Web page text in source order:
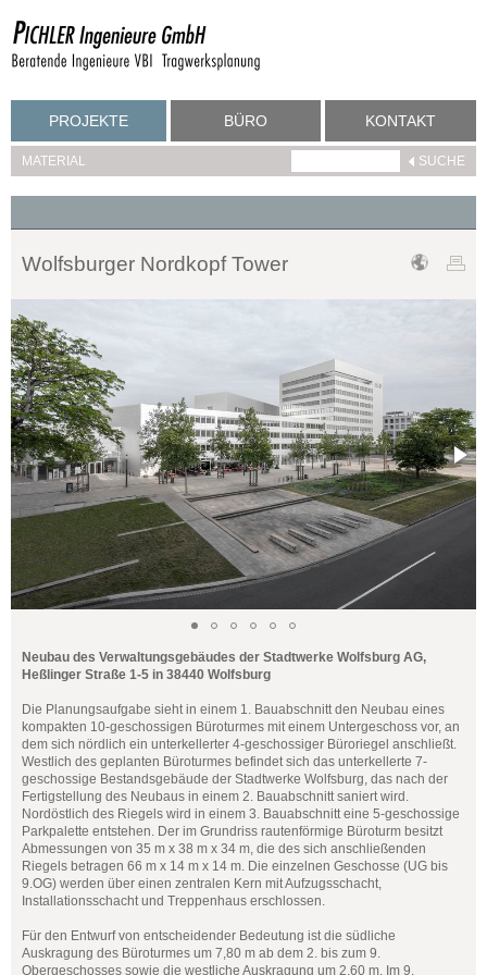
PROJEKTE BÜRO KONTAKT
MATERIAL
Wolfsburger Nordkopf Tower
Neubau des Verwaltungsgebäudes der Stadtwerke Wolfsburg AG,
Heßlinger Straße 1-5 in 38440 Wolfsburg
Die Planungsaufgabe sieht in einem 1. Bauabschnitt den Neubau eines
kompakten 10-geschossigen Büroturmes mit einem Untergeschoss vor, an
dem sich nördlich ein unterkellerter 4-geschossiger Büroriegel anschließt.
Westlich des geplanten Büroturmes befindet sich das unterkellerte 7-
geschossige Bestandsgebäude der Stadtwerke Wolfsburg, das nach der
Fertigstellung des Neubaus in einem 2. Bauabschnitt saniert wird.
Nordöstlich des Riegels wird in einem 3. Bauabschnitt eine 5-geschossige
Parkpalette entstehen. Der im Grundriss rautenförmige Büroturm besitzt
Abmessungen von 35 m x 38 m x 34 m, die des sich anschließenden
Riegels betragen 66 m x 14 m x 14 m. Die einzelnen Geschosse (UG bis
9.OG) werden über einen zentralen Kern mit Aufzugsschacht,
Installationsschacht und Treppenhaus erschlossen.
Für den Entwurf von entscheidender Bedeutung ist die südliche
Auskragung des Büroturmes um 7,80 m ab dem 2. bis zum 9.
Obergeschosses sowie die westliche Auskragung um 2,60 m. Im 9.